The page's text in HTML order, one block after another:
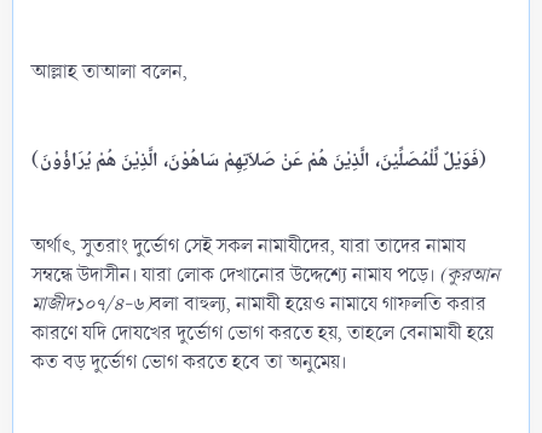
আল্লাহ তাআলা বলেন,
(فَوَيْلٌ لِّلْمُصَلِّيْنَ، الَّذِيْنَ هُمْ عَنْ صَلاَتِهِمْ سَاهُوْنَ، الَّذِيْنَ هُمْ يُرَاؤُوْنَ)
অর্থাৎ, সুতরাং দুর্ভোগ সেই সকল নামাযীদের, যারা তাদের নামায
সম্বন্ধে উদাসীন। যারা লোক দেখানোর উদ্দেশ্যে নামায পড়ে। (কুরআন
মাজীদ১০৭/৪-৬)বলা বাহুল্য, নামাযী হয়েও নামাযে গাফলতি করার
কারণে যদি দোযখের দুর্ভোগ ভোগ করতে হয়, তাহলে বেনামাযী হয়ে
কত বড় দুর্ভোগ ভোগ করতে হবে তা অনুমেয়।